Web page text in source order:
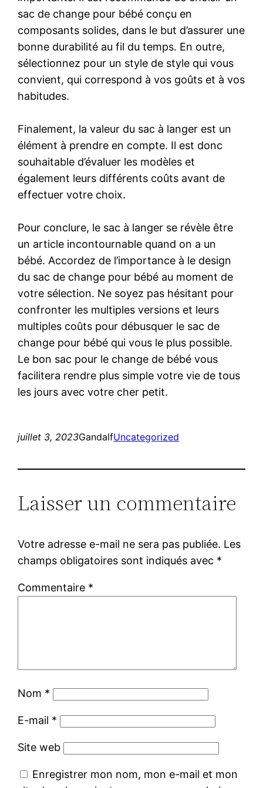
sac de change pour bébé conçu en
composants solides, dans le but d’assurer une
bonne durabilité au fil du temps. En outre,
sélectionnez pour un style de style qui vous
convient, qui correspond à vos goûts et à vos
habitudes.
Finalement, la valeur du sac à langer est un
élément à prendre en compte. Il est donc
souhaitable d’évaluer les modèles et
également leurs différents coûts avant de
effectuer votre choix.
Pour conclure, le sac à langer se révèle être
un article incontournable quand on a un
bébé. Accordez de l’importance à le design
du sac de change pour bébé au moment de
votre sélection. Ne soyez pas hésitant pour
confronter les multiples versions et leurs
multiples coûts pour débusquer le sac de
change pour bébé qui vous le plus possible.
Le bon sac pour le change de bébé vous
facilitera rendre plus simple votre vie de tous
les jours avec votre cher petit.
juillet 3, 2023GandalfUncategorized
Laisser un commentaire
Votre adresse e-mail ne sera pas publiée. Les
champs obligatoires sont indiqués avec *
Commentaire *
Nom *
E-mail *
Site web
Enregistrer mon nom, mon e-mail et mon